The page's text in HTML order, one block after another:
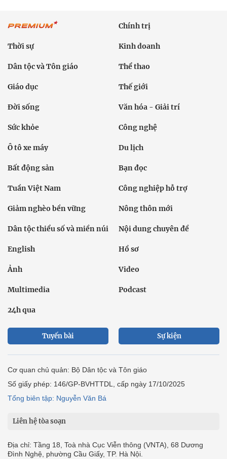
Chính trị
Thời sự Kinh doanh
Dân tộc và Tôn giáo Thể thao
Giáo dục Thế giới
Đời sống Văn hóa - Giải trí
Sức khỏe Công nghệ
Ô tô xe máy Du lịch
Bất động sản Bạn đọc
Tuần Việt Nam Công nghiệp hỗ trợ
Giảm nghèo bền vững Nông thôn mới
Dân tộc thiểu số và miền núi Nội dung chuyên đề
English Hồ sơ
Ảnh Video
Multimedia Podcast
24h qua
Tuyến bài Sự kiện
Cơ quan chủ quản: Bộ Dân tộc và Tôn giáo
Số giấy phép: 146/GP-BVHTTDL, cấp ngày 17/10/2025
Tổng biên tập: Nguyễn Văn Bá
Liên hệ tòa soạn
Địa chỉ: Tầng 18, Toà nhà Cục Viễn thông (VNTA), 68 Dương
Đình Nghệ, phường Cầu Giấy, TP. Hà Nội.